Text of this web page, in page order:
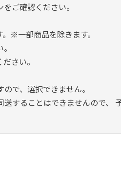
ご確認ください。
※一部商品を除きます。
さい。
で、選択できません。
することはできませんので、